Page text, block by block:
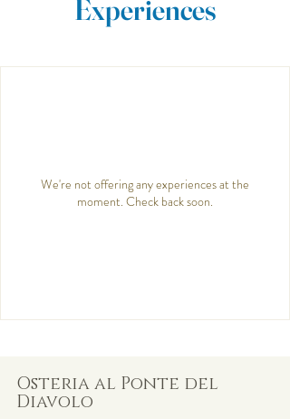
Experiences
We're not offering any experiences at the
moment. Check back soon.
Osteria al Ponte del
Diavolo